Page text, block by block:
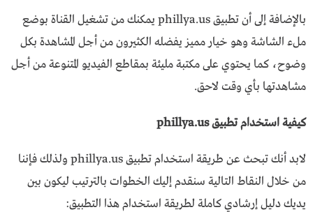
بالإضافة إلى أن تطبيق phillya.us يمكنك من تشغيل القناة بوضع
ملء الشاشة وهو خيار مميز يفضله الكثيرون من أجل المشاهدة بكل
وضوح، كما يحتوي على مكتبة مليئة بمقاطع الفيديو المتنوعة من أجل
مشاهدتها بأي وقت لاحق.
كيفية استخدام تطبيق phillya.us
لابد أنك تبحث عن طريقة استخدام تطبيق phillya.us ولذلك فإننا
من خلال النقاط التالية سنقدم إليك الخطوات بالترتيب ليكون بين
يديك دليل إرشادي كاملة لطريقة استخدام هذا التطبيق: